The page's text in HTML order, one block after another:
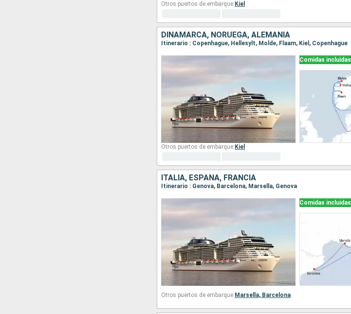
Otros puertos de embarque: Kiel
DINAMARCA, NORUEGA, ALEMANIA
Itinerario : Copenhague, Hellesylt, Molde, Flaam, Kiel, Copenhague
Comidas incluidas
Otros puertos de embarque: Kiel
ITALIA, ESPAÑA, FRANCIA
Itinerario : Genova, Barcelona, Marsella, Genova
Comidas incluidas
Otros puertos de embarque: Marsella, Barcelona